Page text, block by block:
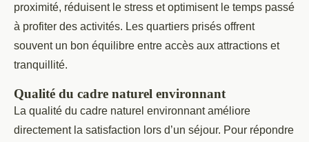
proximité, réduisent le stress et optimisent le temps passé
à profiter des activités. Les quartiers prisés offrent
souvent un bon équilibre entre accès aux attractions et
tranquillité.
Qualité du cadre naturel environnant
La qualité du cadre naturel environnant améliore
directement la satisfaction lors d’un séjour. Pour répondre